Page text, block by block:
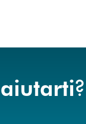
aiutarti?